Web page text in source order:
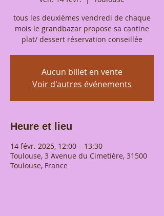
tous les deuxièmes vendredi de chaque
mois le grandbazar propose sa cantine
plat/ dessert réservation conseillée
Aucun billet en vente
Voir d'autres événements
Heure et lieu
14 févr. 2025, 12:00 – 13:30
Toulouse, 3 Avenue du Cimetière, 31500
Toulouse, France